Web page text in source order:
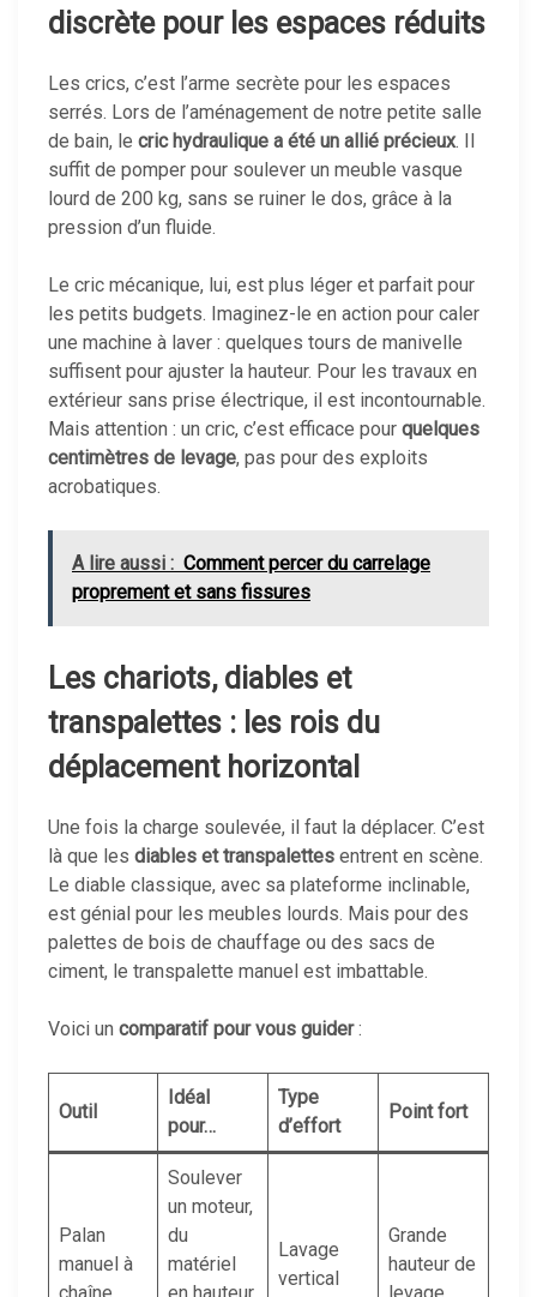
discrète pour les espaces réduits
Les crics, c’est l’arme secrète pour les espaces
serrés. Lors de l’aménagement de notre petite salle
de bain, le cric hydraulique a été un allié précieux. Il
suffit de pomper pour soulever un meuble vasque
lourd de 200 kg, sans se ruiner le dos, grâce à la
pression d’un fluide.
Le cric mécanique, lui, est plus léger et parfait pour
les petits budgets. Imaginez-le en action pour caler
une machine à laver : quelques tours de manivelle
suffisent pour ajuster la hauteur. Pour les travaux en
extérieur sans prise électrique, il est incontournable.
Mais attention : un cric, c’est efficace pour quelques
centimètres de levage, pas pour des exploits
acrobatiques.
A lire aussi : Comment percer du carrelage
proprement et sans fissures
Les chariots, diables et
transpalettes : les rois du
déplacement horizontal
Une fois la charge soulevée, il faut la déplacer. C’est
là que les diables et transpalettes entrent en scène.
Le diable classique, avec sa plateforme inclinable,
est génial pour les meubles lourds. Mais pour des
palettes de bois de chauffage ou des sacs de
ciment, le transpalette manuel est imbattable.
Voici un comparatif pour vous guider:
Outil
Idéal
pour…
Type
d’effort
Point fort
Palan
manuel à
chaîne
Soulever
un moteur,
du
matériel
en hauteur
Lavage
vertical
Grande
hauteur de
levage